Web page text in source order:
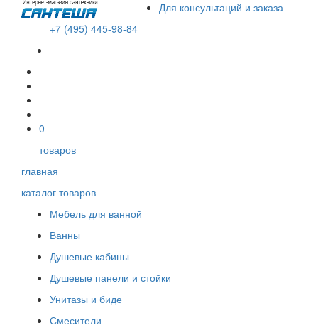
Для консультаций и заказа
+7 (495) 445-98-84
0
товаров
главная
каталог товаров
Мебель для ванной
Ванны
Душевые кабины
Душевые панели и стойки
Унитазы и биде
Смесители